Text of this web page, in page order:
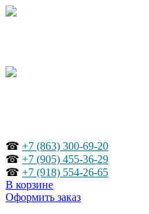
☎ +7 (863) 300-69-20
☎ +7 (905) 455-36-29
☎ +7 (918) 554-26-65
В корзине
Оформить заказ